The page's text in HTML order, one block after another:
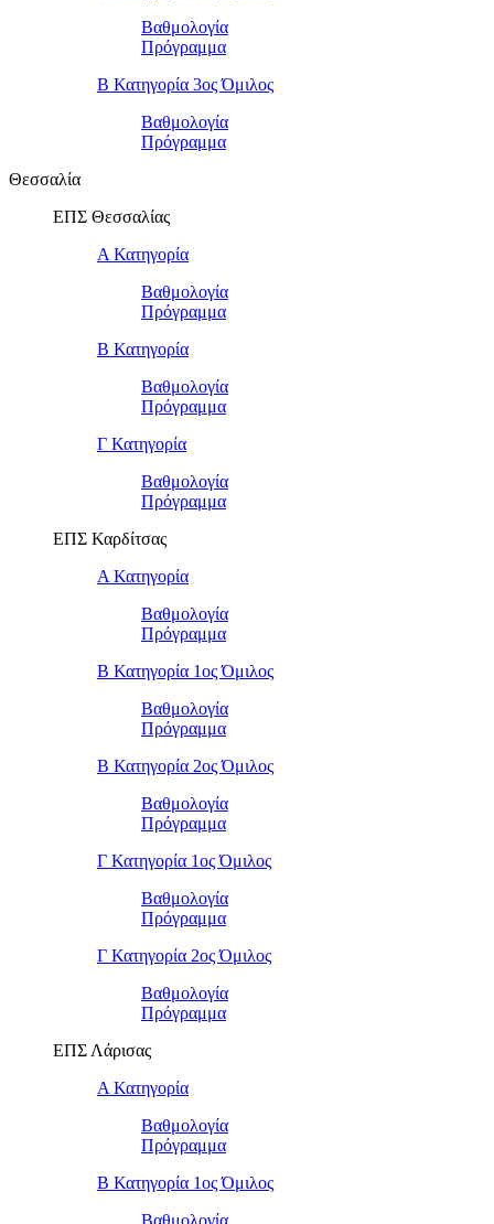
Βαθμολογία
Πρόγραμμα
Β Κατηγορία 3ος Όμιλος
Βαθμολογία
Πρόγραμμα
Θεσσαλία
ΕΠΣ Θεσσαλίας
Α Κατηγορία
Βαθμολογία
Πρόγραμμα
Β Κατηγορία
Βαθμολογία
Πρόγραμμα
Γ Κατηγορία
Βαθμολογία
Πρόγραμμα
ΕΠΣ Καρδίτσας
Α Κατηγορία
Βαθμολογία
Πρόγραμμα
Β Κατηγορία 1ος Όμιλος
Βαθμολογία
Πρόγραμμα
Β Κατηγορία 2ος Όμιλος
Βαθμολογία
Πρόγραμμα
Γ Κατηγορία 1ος Όμιλος
Βαθμολογία
Πρόγραμμα
Γ Κατηγορία 2ος Όμιλος
Βαθμολογία
Πρόγραμμα
ΕΠΣ Λάρισας
Α Κατηγορία
Βαθμολογία
Πρόγραμμα
Β Κατηγορία 1ος Όμιλος
Βαθμολογία